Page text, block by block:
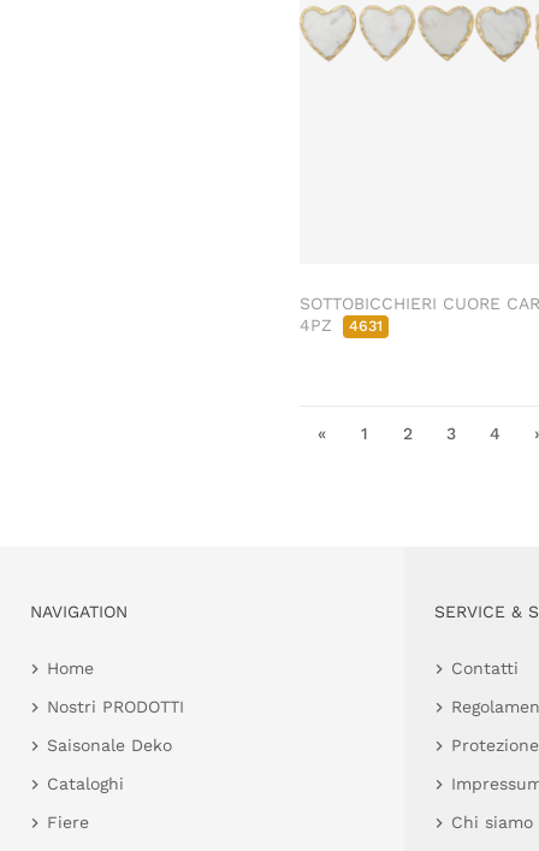
SOTTOBICCHIERI CUORE
4PZ
4631
« 1 2 3 4
NAVIGATION
Home
Nostri PRODOTTI
Saisonale Deko
Cataloghi
Fiere
SERVICE &
Contatti
Chi siamo